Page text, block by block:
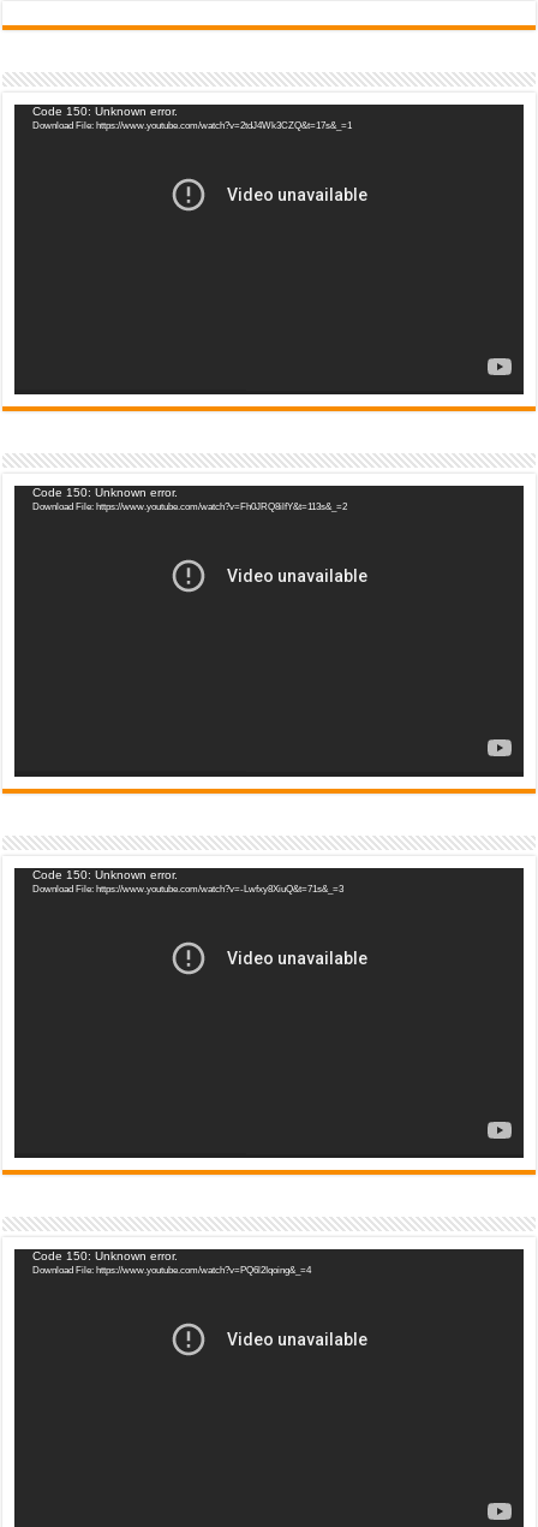
Video
Player
Code 150: Unknown error.
Download File: https://www.youtube.com/watch?v=2tdJ4Wk3CZQ&t=17s&_=1
Video
Player
Code 150: Unknown error.
Download File: https://www.youtube.com/watch?v=Fh0JRQ8ilfY&t=113s&_=2
Video
Player
Code 150: Unknown error.
Download File: https://www.youtube.com/watch?v=-Lwfxy8XiuQ&t=71s&_=3
Video
Player
Code 150: Unknown error.
Download File: https://www.youtube.com/watch?v=PQ6l2Iqoing&_=4